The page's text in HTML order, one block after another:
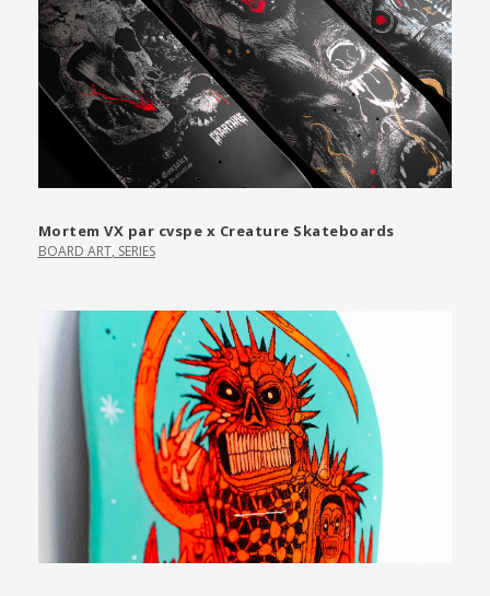
Mortem VX par cvspe x Creature Skateboards
BOARD ART, SERIES